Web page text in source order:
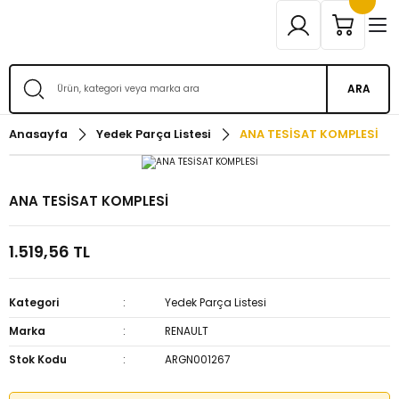
ARA
Anasayfa Yedek Parça Listesi ANA TESİSAT KOMPLESİ
ANA TESİSAT KOMPLESİ
1.519,56 TL
Kategori
Yedek Parça Listesi
Marka
RENAULT
Stok Kodu
ARGN001267